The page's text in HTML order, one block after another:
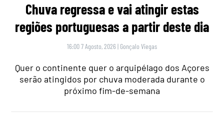
Chuva regressa e vai atingir estas
regiões portuguesas a partir deste dia
16:00 7 Agosto, 2026 | Gonçalo Viegas
Quer o continente quer o arquipélago dos Açores
serão atingidos por chuva moderada durante o
próximo fim-de-semana